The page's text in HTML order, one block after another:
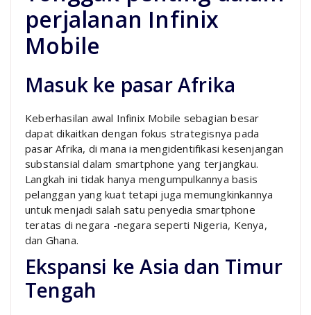
perjalanan Infinix
Mobile
Masuk ke pasar Afrika
Keberhasilan awal Infinix Mobile sebagian besar
dapat dikaitkan dengan fokus strategisnya pada
pasar Afrika, di mana ia mengidentifikasi kesenjangan
substansial dalam smartphone yang terjangkau.
Langkah ini tidak hanya mengumpulkannya basis
pelanggan yang kuat tetapi juga memungkinkannya
untuk menjadi salah satu penyedia smartphone
teratas di negara -negara seperti Nigeria, Kenya,
dan Ghana.
Ekspansi ke Asia dan Timur
Tengah